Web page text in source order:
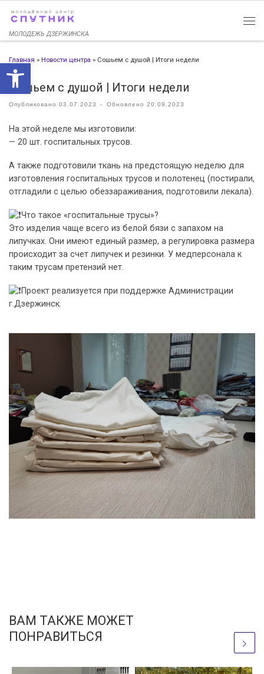
Открыть панель
Перейти к содержимому
МОЛОДЕЖЬ ДЗЕРЖИНСКА
Главная » Новости центра » Сошьем с душой | Итоги недели
Сошьем с душой | Итоги недели
Опубликовано 03.07.2023 - Обновлено 20.09.2023
На этой неделе мы изготовили:
— 20 шт. госпитальных трусов.
А также подготовили ткань на предстоящую неделю для
изготовления госпитальных трусов и полотенец (постирали,
отгладили с целью обеззараживания, подготовили лекала).
Что такое «госпитальные трусы»?
Это изделия чаще всего из белой бязи с запахом на
липучках. Они имеют единый размер, а регулировка размера
происходит за счет липучек и резинки. У медперсонала к
таким трусам претензий нет.
Проект реализуется при поддержке Администрации
г.Дзержинск.
ВАМ ТАКЖЕ МОЖЕТ
ПОНРАВИТЬСЯ